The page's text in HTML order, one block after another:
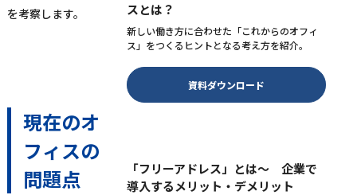
を考察します。
現在のオ
フィスの
問題点
スとは？
新しい働き方に合わせた「これからのオフィ
ス」をつくるヒントとなる考え方を紹介。
資料ダウンロード
「フリーアドレス」とは～ 企業で
導入するメリット・デメリット